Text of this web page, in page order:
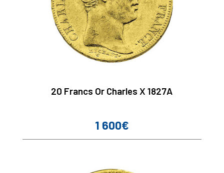
20 Francs Or Charles X 1827A
Prix
1 600€